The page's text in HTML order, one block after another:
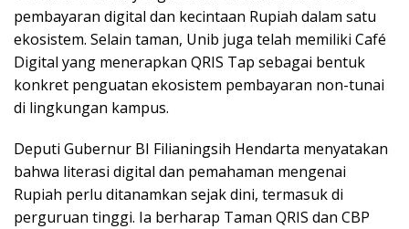
pembayaran digital dan kecintaan Rupiah dalam satu
ekosistem. Selain taman, Unib juga telah memiliki Café
Digital yang menerapkan QRIS Tap sebagai bentuk
konkret penguatan ekosistem pembayaran non-tunai
di lingkungan kampus.
Deputi Gubernur BI Filianingsih Hendarta menyatakan
bahwa literasi digital dan pemahaman mengenai
Rupiah perlu ditanamkan sejak dini, termasuk di
perguruan tinggi. Ia berharap Taman QRIS dan CBP